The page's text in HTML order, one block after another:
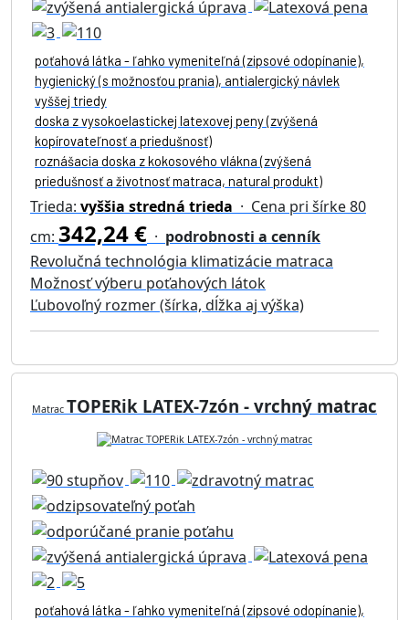
poťahová látka - ľahko vymeniteľná (zipsové odopínanie),
hygienický (s možnosťou prania), antialergický návlek
vyššej triedy
doska z vysokoelastickej latexovej peny (zvýšená
kopírovateľnosť a priedušnosť)
roznášacia doska z kokosového vlákna (zvýšená
priedušnosť a životnosť matraca, natural produkt)
Trieda: vyššia stredná trieda · Cena pri šírke 80
cm: 342,24 € · podrobnosti a cenník
Revolučná technológia klimatizácie matraca
Možnosť výberu poťahových látok
Ľubovoľný rozmer (šírka, dĺžka aj výška)
Matrac TOPERik LATEX-7zón - vrchný matrac
poťahová látka - ľahko vymeniteľná (zipsové odopínanie),